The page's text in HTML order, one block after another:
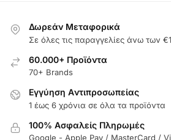
Δωρεάν Μεταφορικά
Σε όλες τις παραγγελίες άνω των
60.000+ Προϊόντα
70+ Brands
Εγγύηση Aντιπροσωπείας
1 έως 6 χρόνια σε όλα τα προϊόντα
100% Ασφαλείς Πληρωμές
Google - Apple Pay / MasterCard /